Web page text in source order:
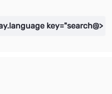
<@liferay.language key="search" />